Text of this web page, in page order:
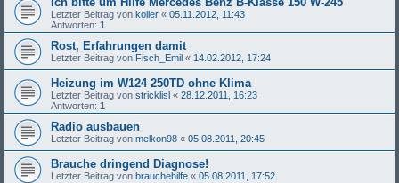
Letzter Beitrag von koller « 05.11.2012, 11:43
Antworten: 1
Rost, Erfahrungen damit
Letzter Beitrag von Fisch_Emil « 14.02.2012, 17:24
Heizung im W124 250TD ohne Klima
Letzter Beitrag von stricklisl « 28.12.2011, 16:23
Antworten: 1
Radio ausbauen
Letzter Beitrag von melkon98 « 05.08.2011, 20:45
Brauche dringend Diagnose!
Letzter Beitrag von brauchehilfe « 05.08.2011, 17:52